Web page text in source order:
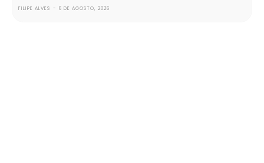
FILIPE ALVES - 6 DE AGOSTO, 2026